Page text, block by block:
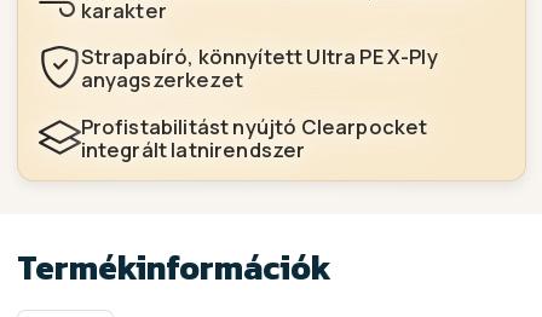
karakter
Strapabíró, könnyített Ultra PE X-Ply
anyagszerkezet
Profistabilitást nyújtó Clearpocket
integrált latnirendszer
Termékinformációk